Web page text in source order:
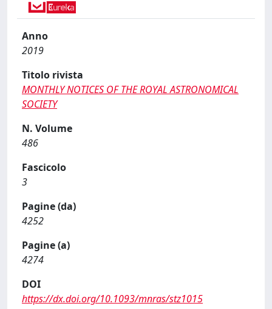
Anno
2019
Titolo rivista
MONTHLY NOTICES OF THE ROYAL ASTRONOMICAL
SOCIETY
N. Volume
486
Fascicolo
3
Pagine (da)
4252
Pagine (a)
4274
DOI
https://dx.doi.org/10.1093/mnras/stz1015